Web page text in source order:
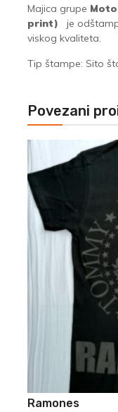
Majica grupe
print) je
viskog kvaliteta.
Tip štampe: Sito
Povezani
Ramones